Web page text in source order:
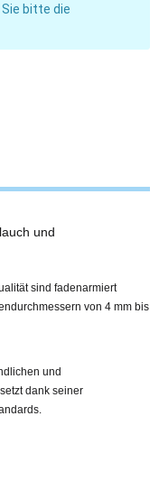
bitte die
und
sind fadenarmiert
von 4 mm bis
und
dank seiner